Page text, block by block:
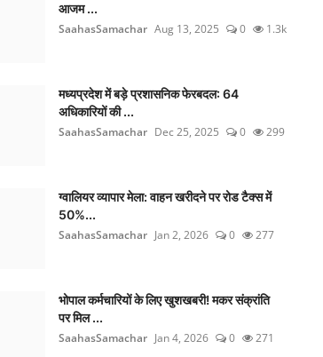
आजम ...
SaahasSamachar Aug 13, 2025 0 1.3k
मध्यप्रदेश में बड़े प्रशासनिक फेरबदल: 64
अधिकारियों की ...
SaahasSamachar Dec 25, 2025 0 299
ग्वालियर व्यापार मेला: वाहन खरीदने पर रोड टैक्स में
50%...
SaahasSamachar Jan 2, 2026 0 277
भोपाल कर्मचारियों के लिए खुशखबरी! मकर संक्रांति
पर मिल ...
SaahasSamachar Jan 4, 2026 0 271